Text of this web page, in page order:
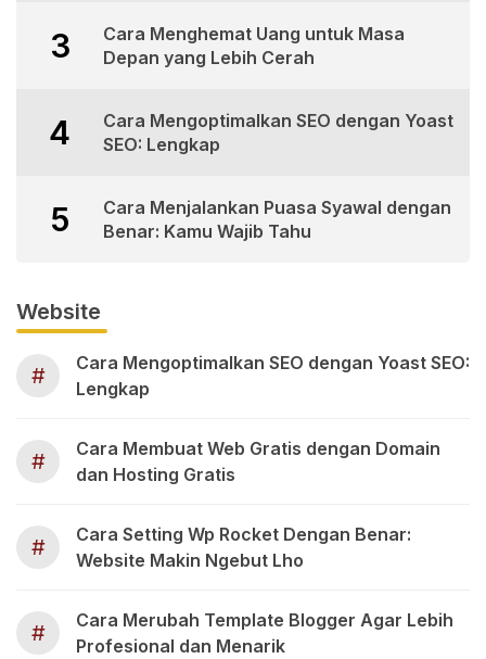
3
Cara Menghemat Uang untuk Masa
Depan yang Lebih Cerah
4
Cara Mengoptimalkan SEO dengan Yoast
SEO: Lengkap
5
Cara Menjalankan Puasa Syawal dengan
Benar: Kamu Wajib Tahu
Website
#
Cara Mengoptimalkan SEO dengan Yoast SEO:
Lengkap
#
Cara Membuat Web Gratis dengan Domain
dan Hosting Gratis
#
Cara Setting Wp Rocket Dengan Benar:
Website Makin Ngebut Lho
#
Cara Merubah Template Blogger Agar Lebih
Profesional dan Menarik